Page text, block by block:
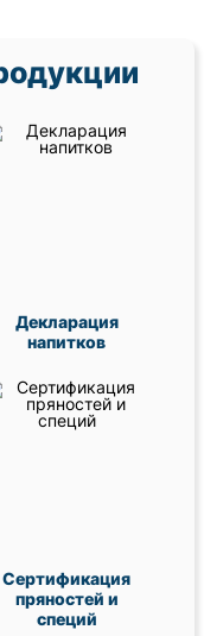
Декларация
напитков
Сертификация
пряностей и
специй